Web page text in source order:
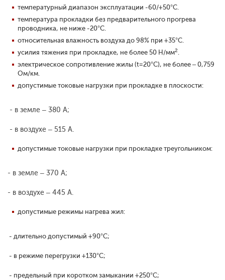
температурный диапазон эксплуатации -60/+50°С.
температура прокладки без предварительного прогрева
проводника, не ниже -20°С.
относительная влажность воздуха до 98% при +35°С.
усилия тяжения при прокладке, не более 50 Н/мм2.
электрическое сопротивление жилы (t=20°С), не более – 0,759
Ом/км.
допустимые токовые нагрузки при прокладке в плоскости:
- в земле – 380 А;
- в воздухе – 515 А.
допустимые токовые нагрузки при прокладке треугольником:
- в земле – 370 А;
- в воздухе – 445 А.
допустимые режимы нагрева жил:
- длительно допустимый +90°С;
- в режиме перегрузки +130°С;
- предельный при коротком замыкании +250°С;